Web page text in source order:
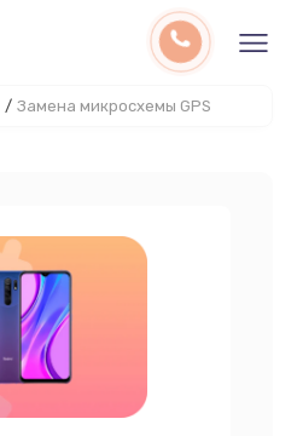
/ Замена микросхемы GPS